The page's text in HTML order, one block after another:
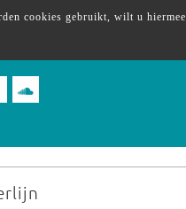
cookies gebruikt, wilt u hiermee